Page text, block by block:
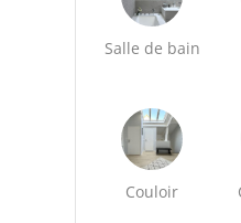
Salle de bain
Couloir